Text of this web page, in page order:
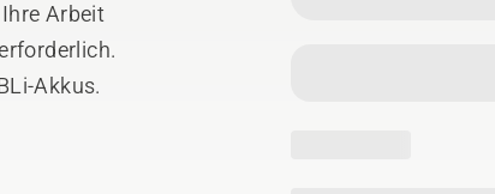
Arbeit
Akkus.